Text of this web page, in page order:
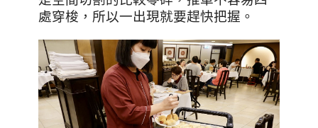
處穿梭，所以一出現就要趕快把握。